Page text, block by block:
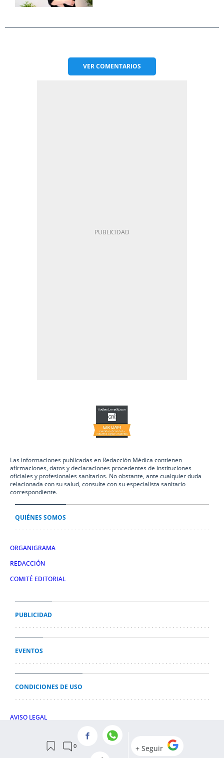
VERCOMENTARIOS
Las informaciones publicadas en Redacción Médica contienen
afirmaciones, datos y declaraciones procedentes de instituciones
oficiales y profesionales sanitarios. No obstante, ante cualquier duda
relacionada con su salud, consulte con su especialista sanitario
correspondiente.
QUIÉNES SOMOS
ORGANIGRAMA
REDACCIÓN
COMITÉ EDITORIAL
PUBLICIDAD
EVENTOS
CONDICIONES DE USO
AVISO LEGAL
POLÍTICA DE COOKIES